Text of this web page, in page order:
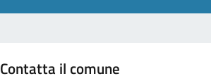
Contatta il comune